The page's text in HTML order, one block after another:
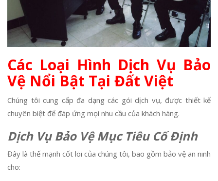
Các Loại Hình Dịch Vụ Bảo
Vệ Nổi Bật Tại Đất Việt
Chúng tôi cung cấp đa dạng các gói dịch vụ, được thiết kế
chuyên biệt để đáp ứng mọi nhu cầu của khách hàng.
Dịch Vụ Bảo Vệ Mục Tiêu Cố Định
Đây là thế mạnh cốt lõi của chúng tôi, bao gồm bảo vệ an ninh
cho: